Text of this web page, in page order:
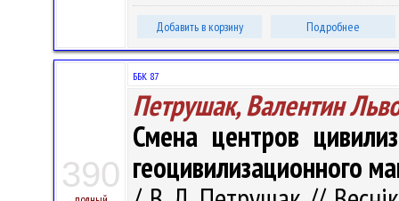
Добавить в корзину Подробнее
390
ББК 87
Петрушак, Валентин
Смена центров
геоцивилизационного